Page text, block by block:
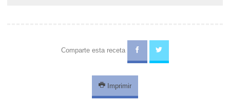
Comparte esta receta
Imprimir